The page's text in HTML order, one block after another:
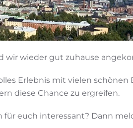
wir wieder gut zuhause
Erlebnis mit vielen
diese Chance zu ergreifen.
für euch interessant? Dann